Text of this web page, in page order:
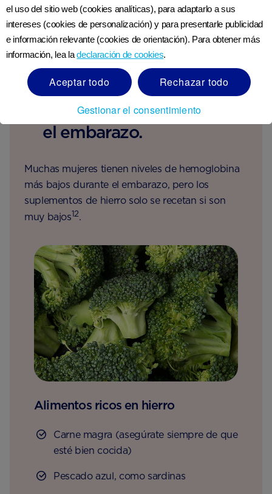
puede causar anemia, por
lo que tus niveles de
hierro, hemoglobina y
recuento de glóbulos
rojos se controlarán
periódicamente durante
el embarazo.
Muchas mujeres tienen niveles de hemoglobina
más bajos durante el embarazo, pero los
suplementos de hierro solo se recetan si son
muy bajos12.
Alimentos ricos en hierro
Carne magra (asegúrate siempre de que
esté bien cocida)
Pescado azul, como sardinas
el uso del sitio web (cookies analíticas), para adaptarlo a sus
intereses (cookies de personalización) y para presentarle publicidad
e información relevante (cookies de orientación). Para obtener más
información, lea ladeclaración de cookies.
Aceptar todo
Rechazar todo
Gestionar el consentimiento